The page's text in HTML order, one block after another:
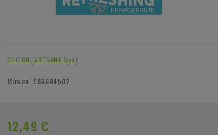
CHICCO (ARTSANA SpA)
Minsan 982684502
12,49 €